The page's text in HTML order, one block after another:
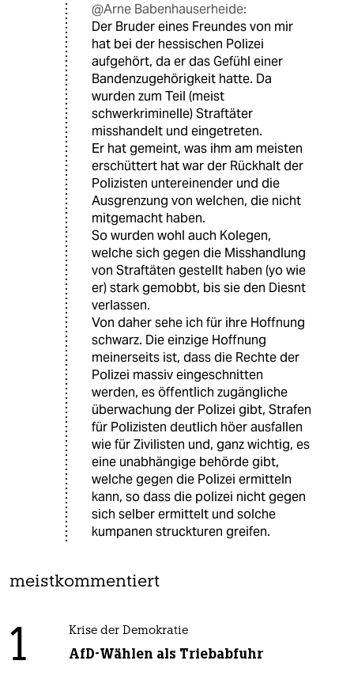
@Arne Babenhauserheide:
Der Bruder eines Freundes von mir
hat bei der hessischen Polizei
aufgehört, da er das Gefühl einer
Bandenzugehörigkeit hatte. Da
wurden zum Teil (meist
schwerkriminelle) Straftäter
misshandelt und eingetreten.
Er hat gemeint, was ihm am meisten
erschüttert hat war der Rückhalt der
Polizisten untereinender und die
Ausgrenzung von welchen, die nicht
mitgemacht haben.
So wurden wohl auch Kolegen,
welche sich gegen die Misshandlung
von Straftäten gestellt haben (yo wie
er) stark gemobbt, bis sie den Diesnt
verlassen.
Von daher sehe ich für ihre Hoffnung
schwarz. Die einzige Hoffnung
meinerseits ist, dass die Rechte der
Polizei massiv eingeschnitten
werden, es öffentlich zugängliche
überwachung der Polizei gibt, Strafen
für Polizisten deutlich höer ausfallen
wie für Zivilisten und, ganz wichtig, es
eine unabhängige behörde gibt,
welche gegen die Polizei ermitteln
kann, so dass die polizei nicht gegen
sich selber ermittelt und solche
kumpanen struckturen greifen.
meistkommentiert
1 Krise der Demokratie
AfD-Wählen als Triebabfuhr